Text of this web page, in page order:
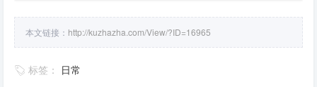
本文链接： http://kuzhazha.com/View/?ID=16965
标签： 日常